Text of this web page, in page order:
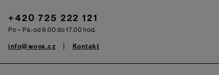
+420 725 222 121
Po – Pá: od 9.00 do 17.00 hod.
info@woox.cz Kontakt